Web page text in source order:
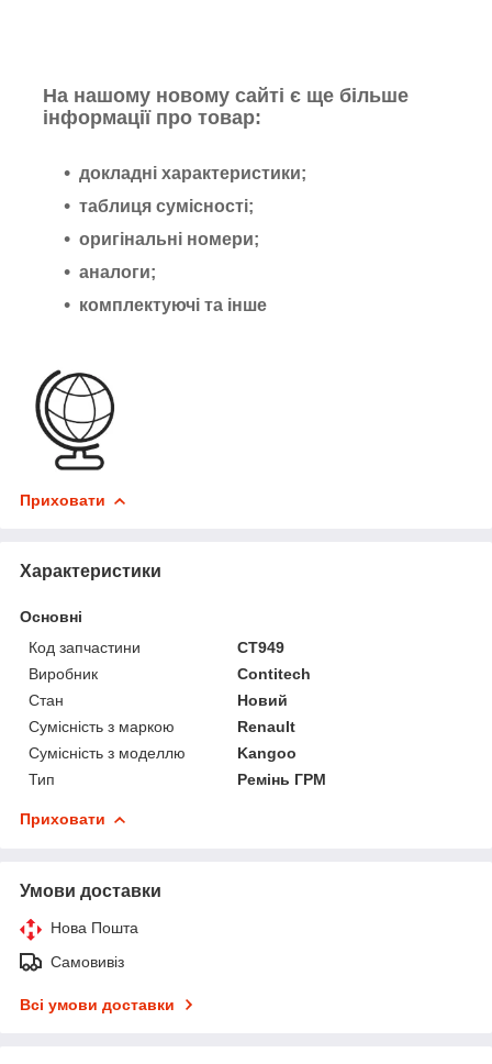
На нашому новому сайті є ще більше
інформації про товар:
докладні характеристики;
таблиця сумісності;
оригінальні номери;
аналоги;
комплектуючі та інше
Приховати
Характеристики
Основні
Код запчастини
CT949
Виробник
Contitech
Стан
Новий
Сумісність з маркою
Renault
Сумісність з моделлю
Kangoo
Тип
Ремінь ГРМ
Приховати
Умови доставки
Нова Пошта
Самовивіз
Всі умови доставки